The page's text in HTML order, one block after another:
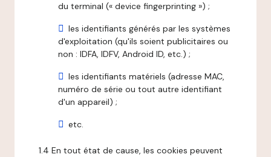
du terminal (« device fingerprinting ») ;
les identifiants générés par les systèmes
d'exploitation (qu'ils soient publicitaires ou
non : IDFA, IDFV, Android ID, etc.) ;
les identifiants matériels (adresse MAC,
numéro de série ou tout autre identifiant
d'un appareil) ;
etc.
1.4 En tout état de cause, les cookies peuvent